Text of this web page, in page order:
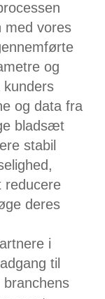
med vores
og
kunders
og data fra
bladsæt
stabil
reducere
deres
i
til